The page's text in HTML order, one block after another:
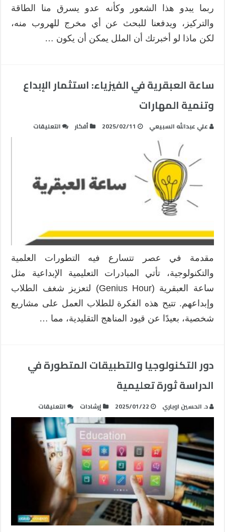
ربما يبدو هذا الشعور وكأنه عدو يسرق منا الطاقة
والتركيز، ويدفعنا للبحث عن أي مخرج للهروب منه،
لكن ماذا لو أخبرتك أن الملل يمكن أن يكون …
ساعة العبقرية في الفيزياء: استثمار الإبداع
وتنمية المهارات
علي عبدالله السبيعي 2025/02/11 أفكار التعليقات
استثمار
مقدمة في عصر تتسارع فيه التطورات العلمية
والتكنولوجية، تأتي المبادرات التعليمية الإبداعية مثل
ساعة العبقرية (Genius Hour) لتعزيز شغف الطلاب
وإبداعهم. تتيح هذه الفكرة للطلاب العمل على مشاريع
شخصية، بعيدًا عن قيود المناهج التقليدية، مما …
دور التكنولوجيا والتطبيقات المتطورة في
الدراسة ثورة تعليمية
د. الحسين اوباري 2025/01/22 إرشادات التعليقات
دور
التكنولوجيا
والتطبيقات